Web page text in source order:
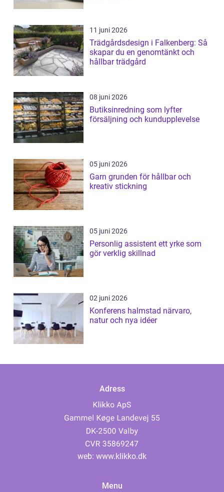
11 juni 2026
Trädgårdsdesign i Falkenberg: Så
skapar du en genomtänkt och
hållbar trädgård
08 juni 2026
Butiksinredning som lyfter
försäljning och kundupplevelse
05 juni 2026
Garn grunden för hållbar och
kreativ stickning
05 juni 2026
Personlig assistent ett yrke som
gör verklig skillnad
02 juni 2026
Konferens halmstad närvaro,
natur och nya idéer
Adress
web: www.klikko.dk
Menu